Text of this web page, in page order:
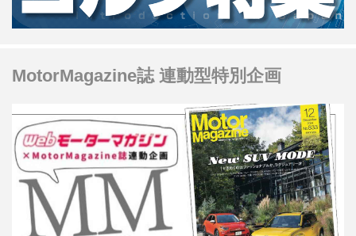
MotorMagazine誌 連動型特別企画